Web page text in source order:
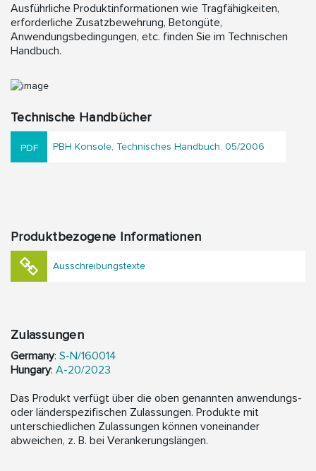
Ausführliche Produktinformationen wie Tragfähigkeiten,
erforderliche Zusatzbewehrung, Betongüte,
Anwendungsbedingungen, etc. finden Sie im Technischen
Handbuch.
Technische Handbücher
PBH Konsole, Technisches Handbuch, 05/2006
Produktbezogene Informationen
Ausschreibungstexte
Zulassungen
Germany: S-N/160014
Hungary: A-20/2023
Das Produkt verfügt über die oben genannten anwendungs-
oder länderspezifischen Zulassungen. Produkte mit
unterschiedlichen Zulassungen können voneinander
abweichen, z. B. bei Verankerungslängen.